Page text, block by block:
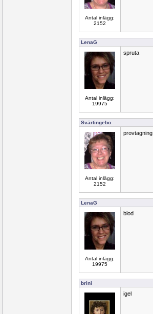
Antal inlägg:
2152
LenaG
Antal inlägg:
19975
spruta
Svärtingebo
Antal inlägg:
2152
provtagning
LenaG
Antal inlägg:
19975
blod
brini
igel